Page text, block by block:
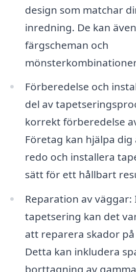
design som matchar
inredning. De kan
färgscheman och
Förberedelse och
del av
korrekt förberedelse
Företag kan hjälpa
redo och installera
sätt för ett hållbart
Reparation av väggar:
tapetsering kan det
att reparera skador
Detta kan inkludera
borttagning av